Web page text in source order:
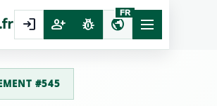
login person_add pest_control public
FR
#545